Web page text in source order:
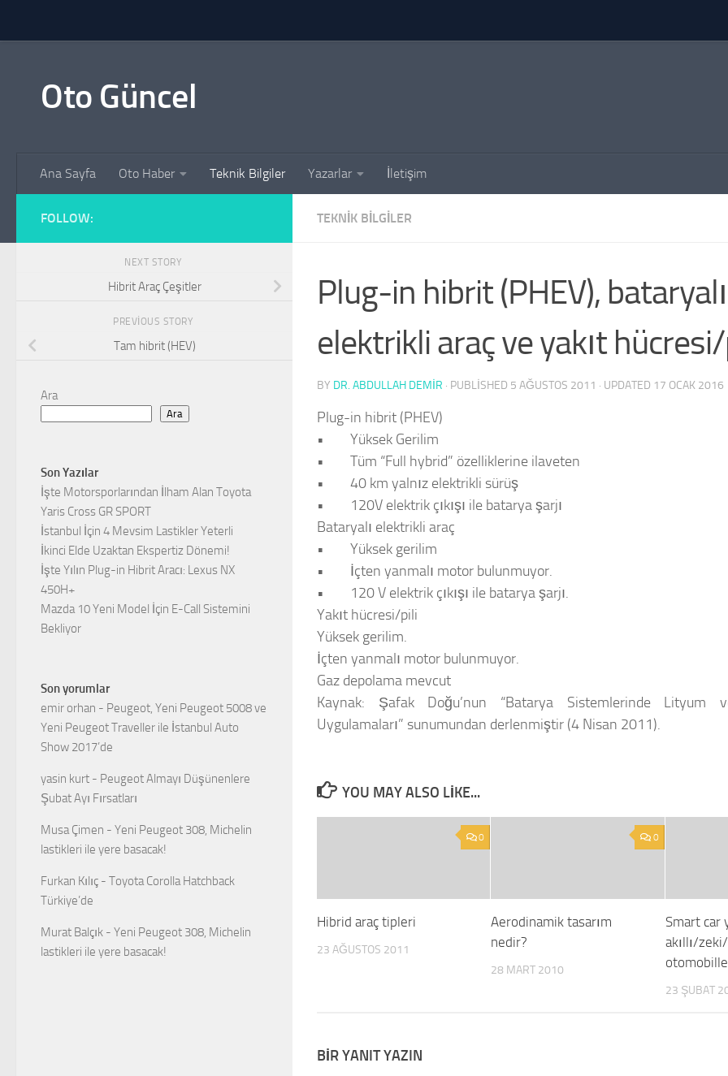
Oto Güncel
Ana Sayfa Oto Haber Teknik Bilgiler Yazarlar İletişim
TEKNIK BILGILER
Plug-in hibrit (PHEV), bataryalı
elektrikli araç ve yakıt
BY DR. ABDULLAH DEMİR · PUBLISHED 5 AĞUSTOS 2011 · UPDATED 17 OCAK 2016
Plug-in hibrit (PHEV)
•
Yüksek Gerilim
•
Tüm “Full hybrid” özelliklerine ilaveten
•
40 km yalnız elektrikli sürüş
•
120V elektrik çıkışı ile batarya şarjı
Bataryalı elektrikli araç
•
Yüksek gerilim
•
İçten yanmalı motor bulunmuyor.
•
120 V elektrik çıkışı ile batarya şarjı.
Yakıt hücresi/pili
Yüksek gerilim.
İçten yanmalı motor bulunmuyor.
Gaz depolama mevcut
Kaynak: Şafak Doğu’nun “Batarya Sistemlerinde Lityum
Uygulamaları” sunumundan derlenmiştir (4 Nisan 2011).
YOU MAY ALSO LIKE...
0
Hibrid araç tipleri
23 AĞUSTOS 2011
0
Aerodinamik tasarım
nedir?
28 MART 2010
Smart car
akıllı/
23 ŞUBAT
BIR YANIT YAZIN
FOLLOW:
NEXT STORY
Hibrit Araç Çeşitler
PREVIOUS STORY
Tam hibrit (HEV)
Ara
Ara
Son Yazılar
İşte Motorsporlarından İlham Alan Toyota
Yaris Cross GR SPORT
İstanbul İçin 4 Mevsim Lastikler Yeterli
İkinci Elde Uzaktan Ekspertiz Dönemi!
İşte Yılın Plug-in Hibrit Aracı: Lexus NX
450H+
Mazda 10 Yeni Model İçin E-Call Sistemini
Bekliyor
Son yorumlar
emir orhan - Peugeot, Yeni Peugeot 5008 ve
Yeni Peugeot Traveller ile İstanbul Auto
Show 2017’de
yasin kurt - Peugeot Almayı Düşünenlere
Şubat Ayı Fırsatları
Musa Çimen - Yeni Peugeot 308, Michelin
lastikleri ile yere basacak!
Furkan Kılıç - Toyota Corolla Hatchback
Türkiye’de
Murat Balçık - Yeni Peugeot 308, Michelin
lastikleri ile yere basacak!